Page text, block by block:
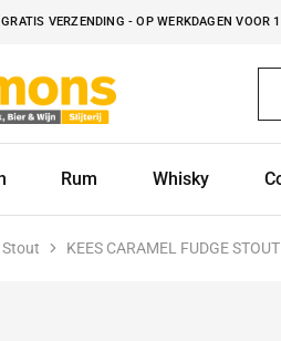
VERZENDING - OP WERKDAGEN VOOR
Rum Whisky
Stout KEES CARAMEL FUDGE STOUT